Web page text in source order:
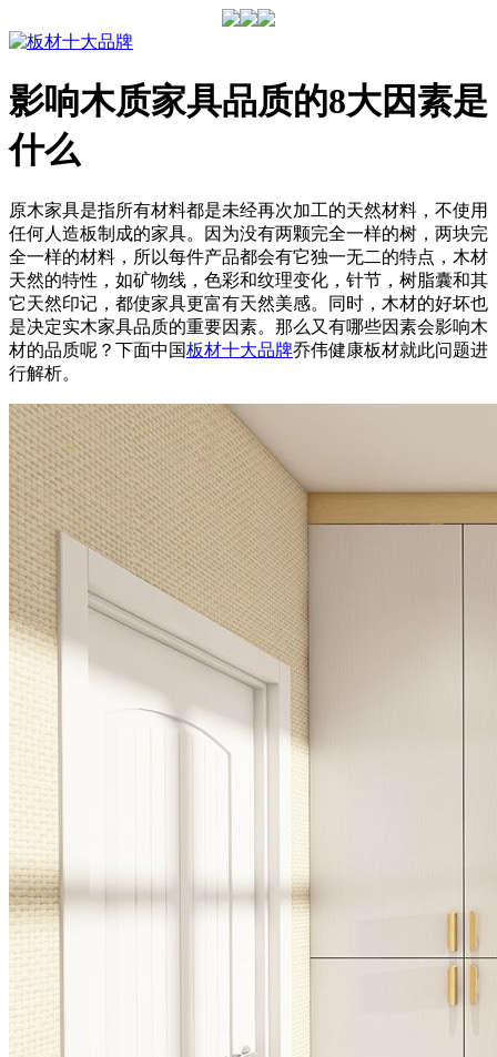
影响木质家具品质的8大因素是
什么
原木家具是指所有材料都是未经再次加工的天然材料，不使用
任何人造板制成的家具。因为没有两颗完全一样的树，两块完
全一样的材料，所以每件产品都会有它独一无二的特点，木材
天然的特性，如矿物线，色彩和纹理变化，针节，树脂囊和其
它天然印记，都使家具更富有天然美感。同时，木材的好坏也
是决定实木家具品质的重要因素。那么又有哪些因素会影响木
材的品质呢？下面中国板材十大品牌乔伟健康板材就此问题进
行解析。